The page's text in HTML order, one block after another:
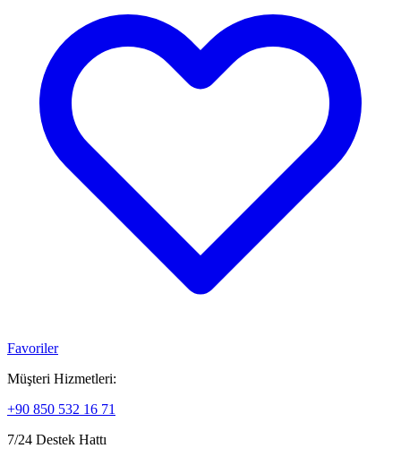
Favoriler
Müşteri Hizmetleri:
+90 850 532 16 71
7/24 Destek Hattı